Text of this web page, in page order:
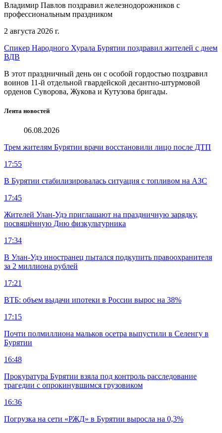
Владимир Павлов поздравил железнодорожников с
профессиональным праздником
2 августа 2026 г.
Спикер Народного Хурала Бурятии поздравил жителей с днем
ВДВ
В этот праздничный день он с особой гордостью поздравил
воинов 11-й отдельной гвардейской десантно-штурмовой
орденов Суворова, Жукова и Кутузова бригады.
Лента новостей
06.08.2026
Трем жителям Бурятии врачи восстановили лицо после ДТП
17:55
В Бурятии стабилизировалась ситуация с топливом на АЗС
17:45
Жителей Улан-Удэ приглашают на праздничную зарядку,
посвящённую Дню физкультурника
17:34
В Улан-Удэ иностранец пытался подкупить правоохранителя
за 2 миллиона рублей
17:21
ВТБ: объем выдачи ипотеки в России вырос на 38%
17:15
Почти полмиллиона мальков осетра выпустили в Селенгу в
Бурятии
16:48
Прокуратура Бурятии взяла под контроль расследование
трагедии с опрокинувшимся грузовиком
16:36
Погрузка на сети «РЖД» в Бурятии выросла на 0,3%